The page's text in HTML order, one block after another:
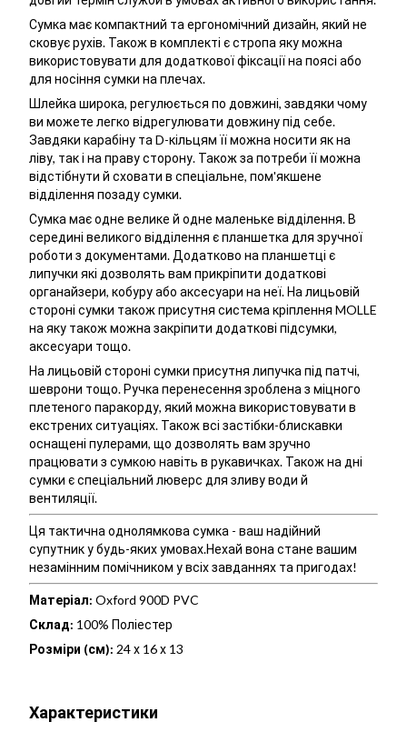
Сумка має компактний та ергономічний дизайн, який не
сковує рухів. Також в комплекті є стропа яку можна
використовувати для додаткової фіксації на поясі або
для носіння сумки на плечах.
Шлейка широка, регулюється по довжині, завдяки чому
ви можете легко відрегулювати довжину під себе.
Завдяки карабіну та D-кільцям її можна носити як на
ліву, так і на праву сторону. Також за потреби її можна
відстібнути й сховати в спеціальне, пом'якшене
відділення позаду сумки.
Сумка має одне велике й одне маленьке відділення. В
середині великого відділення є планшетка для зручної
роботи з документами. Додатково на планшетці є
липучки які дозволять вам прикріпити додаткові
органайзери, кобуру або аксесуари на неї. На лицьовій
стороні сумки також присутня система кріплення MOLLE
на яку також можна закріпити додаткові підсумки,
аксесуари тощо.
На лицьовій стороні сумки присутня липучка під патчі,
шеврони тощо. Ручка перенесення зроблена з міцного
плетеного паракорду, який можна використовувати в
екстрених ситуаціях. Також всі застібки-блискавки
оснащені пулерами, що дозволять вам зручно
працювати з сумкою навіть в рукавичках. Також на дні
сумки є спеціальний люверс для зливу води й
вентиляції.
Ця тактична однолямкова сумка - ваш надійний
супутник у будь-яких умовах.Нехай вона стане вашим
незамінним помічником у всіх завданнях та пригодах!
Матеріал: Oxford 900D PVC
Склад: 100% Поліестер
Розміри (см): 24 х 16 х 13
Характеристики